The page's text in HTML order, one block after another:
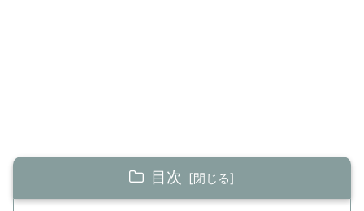
目次